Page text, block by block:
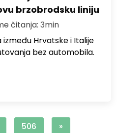
brzobrodsku liniju
čitanja: 3min
Hrvatske i Italije
bez automobila.
506 »